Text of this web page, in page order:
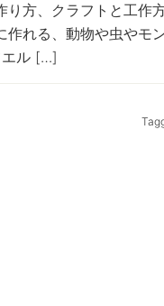
り方、クラフトと工作
作れる、動物や虫やモ
ル […]